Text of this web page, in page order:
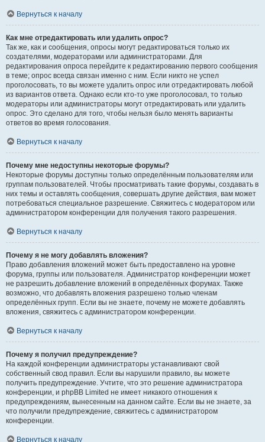
Вернуться к началу
Как мне отредактировать или удалить опрос?
Так же, как и сообщения, опросы могут редактироваться только их
создателями, модераторами или администраторами. Для
редактирования опроса перейдите к редактированию первого сообщения
в теме; опрос всегда связан именно с ним. Если никто не успел
проголосовать, то вы можете удалить опрос или отредактировать любой
из вариантов ответа. Однако если кто-то уже проголосовал, то только
модераторы или администраторы могут отредактировать или удалить
опрос. Это сделано для того, чтобы нельзя было менять варианты
ответов во время голосования.
Вернуться к началу
Почему мне недоступны некоторые форумы?
Некоторые форумы доступны только определённым пользователям или
группам пользователей. Чтобы просматривать такие форумы, создавать в
них темы и оставлять сообщения, совершать другие действия, вам может
потребоваться специальное разрешение. Свяжитесь с модератором или
администратором конференции для получения такого разрешения.
Вернуться к началу
Почему я не могу добавлять вложения?
Право добавления вложений может быть предоставлено на уровне
форума, группы или пользователя. Администратор конференции может
не разрешить добавление вложений в определённых форумах. Также
возможно, что добавлять вложения разрешено только членам
определённых групп. Если вы не знаете, почему не можете добавлять
вложения, свяжитесь с администратором конференции.
Вернуться к началу
Почему я получил предупреждение?
На каждой конференции администраторы устанавливают свой
собственный свод правил. Если вы нарушили правило, вы можете
получить предупреждение. Учтите, что это решение администратора
конференции, и phpBB Limited не имеет никакого отношения к
предупреждениям, вынесенным на данном сайте. Если вы не знаете, за
что получили предупреждение, свяжитесь с администратором
конференции.
Вернуться к началу